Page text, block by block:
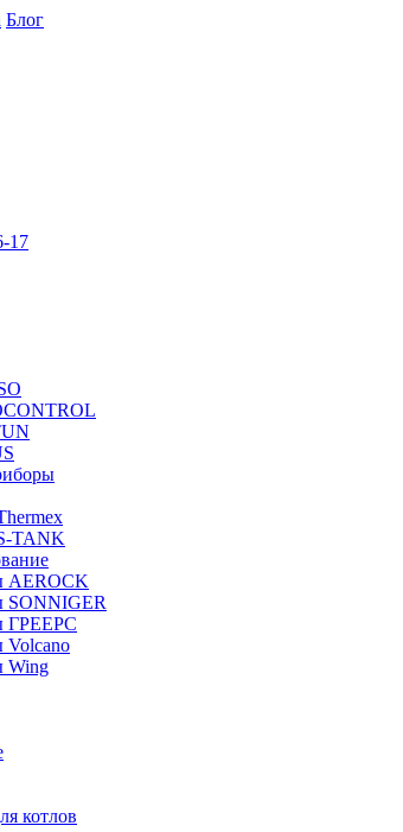
Блог
17
TANK
AEROCK
SONNIGER
ГРЕЕРС
Volcano
Wing
котлов